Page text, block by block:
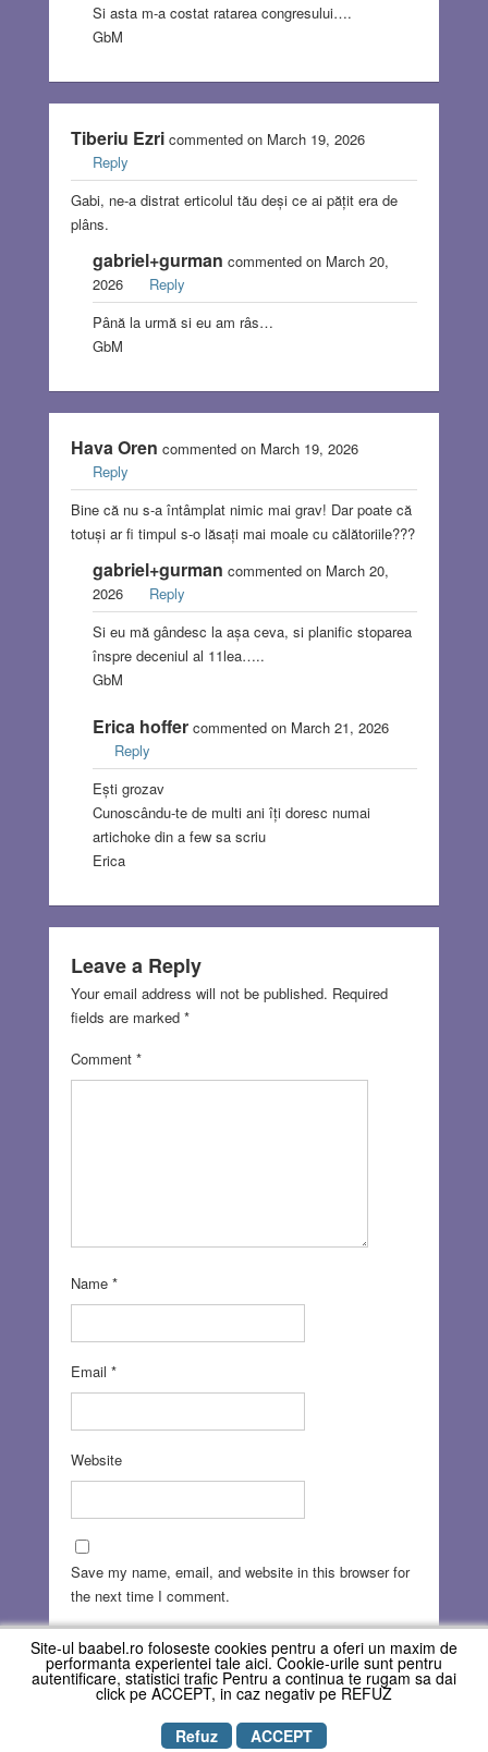
Si asta m-a costat ratarea congresului….
GbM
Tiberiu Ezricommented on March 19, 2026
Reply
Gabi, ne-a distrat erticolul tău deși ce ai pățit era de
plâns.
gabriel+gurman commented on March 20,
2026
Reply
Până la urmă si eu am râs…
GbM
Hava Oren commented on March 19, 2026
Reply
Bine că nu s-a întâmplat nimic mai grav! Dar poate că
totuși ar fi timpul s-o lăsați mai moale cu călătoriile???
gabriel+gurman commented on March 20,
2026
Reply
Si eu mă gândesc la așa ceva, si planific stoparea
înspre deceniul al 11lea…..
GbM
Erica hoffercommented on March 21, 2026
Reply
Ești grozav
Cunoscându-te de multi ani îți doresc numai
artichoke din a few sa scriu
Erica
Leave a Reply
Your email address will not be published. Required
fields are marked *
Comment *
Name *
Email *
Website
Save my name, email, and website in this browser for
the next time I comment.
Copyright © REVISTA BAABEL
Site-ul baabel.ro foloseste cookies pentru a oferi un maxim de
performanta experientei tale aici. Cookie-urile sunt pentru
autentificare, statistici trafic Pentru a continua te rugam sa dai
click pe ACCEPT, in caz negativ pe REFUZ
Refuz
ACCEPT